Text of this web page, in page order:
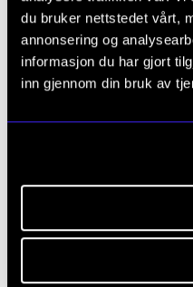
du bruker nettstedet vårt,
annonsering og
informasjon du har gjort
inn gjennom din bruk av
Nordseter skole
2020–2023:
2018–2020:
2017–d.d: Diverse